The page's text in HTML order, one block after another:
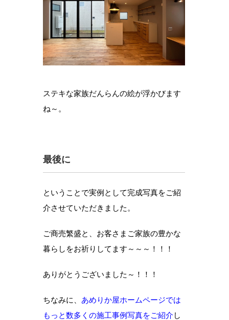
ステキな家族だんらんの絵が浮かびます
ね～。
最後に
ということで実例として完成写真をご紹
介させていただきました。
ご商売繁盛と、お客さまご家族の豊かな
暮らしをお祈りしてます～～～！！！
ありがとうございました～！！！
ちなみに、 あめりか屋ホームページでは
もっと数多くの施工事例写真をご紹介 し